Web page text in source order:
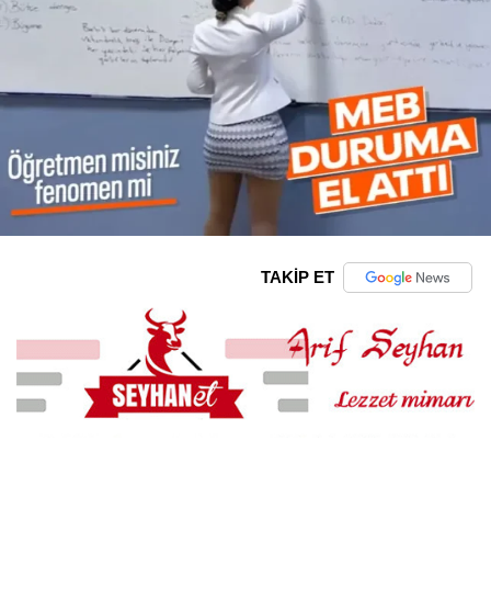
TAKİP ET